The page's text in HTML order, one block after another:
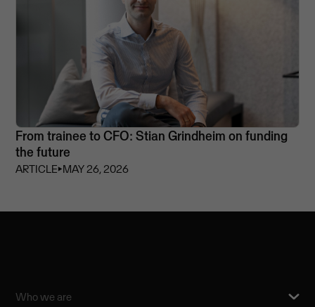
From trainee to CFO: Stian Grindheim on funding
the future
ARTICLE⏵MAY 26, 2026
Who we are